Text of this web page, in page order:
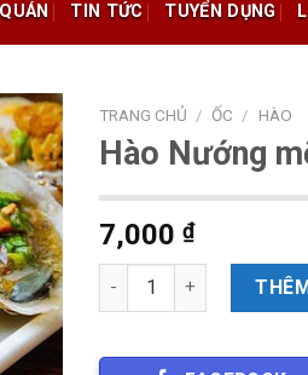
TIN TỨC TUYỂN DỤNG
TRANG CHỦ / ỐC / HÀO
Hào Nướng
7,000₫
Số lượng